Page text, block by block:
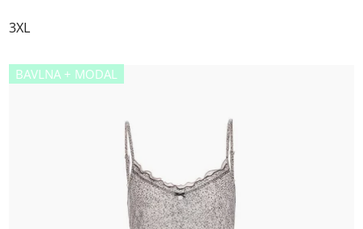
3XL
BAVLNA + MODAL